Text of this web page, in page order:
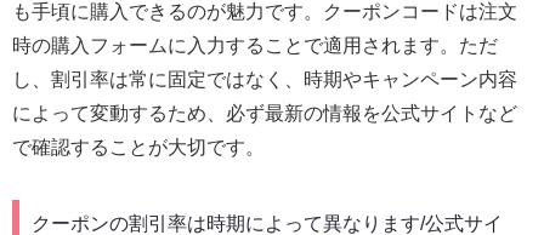
も手頃に購入できるのが魅力です。クーポンコードは注文
時の購入フォームに入力することで適用されます。ただ
し、割引率は常に固定ではなく、時期やキャンペーン内容
によって変動するため、必ず最新の情報を公式サイトなど
で確認することが大切です。
クーポンの割引率は時期によって異なります/公式サイ